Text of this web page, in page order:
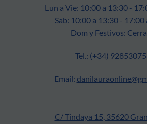
Lun a Vie: 10:00 a 13:30 -
Sab: 10:00 a 13:30 - 17:00
Dom y Festivos:
Tel.: (+34)
Email:
C/ Tindaya 15, 35620